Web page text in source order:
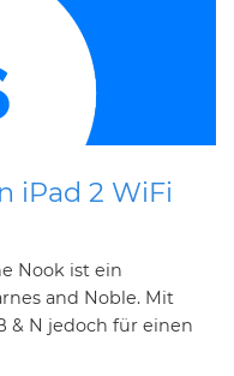
iPad 2 WiFi
Nook ist ein
and Noble. Mit
& N jedoch für einen